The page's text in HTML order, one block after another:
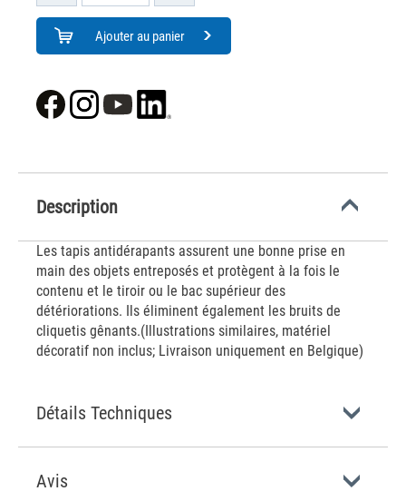
Ajouter au panier
Description
Les tapis antidérapants assurent une bonne prise en
main des objets entreposés et protègent à la fois le
contenu et le tiroir ou le bac supérieur des
détériorations. Ils éliminent également les bruits de
cliquetis gênants.(Illustrations similaires, matériel
décoratif non inclus; Livraison uniquement en Belgique)
Détails Techniques
Avis